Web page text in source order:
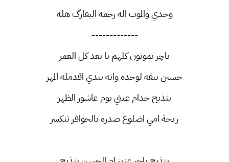
وحدي والموت اله رحمه اليفارگ هله
-------------
باچر تموتون كلهم يا بعد كل العمر
حسين يبقه لوحده وانه بيدي اقدمله المهر
ينذبح جدام عيني يوم عاشور الظهر
ريحة امي اضلوع صدره بالحوافر تنكسر